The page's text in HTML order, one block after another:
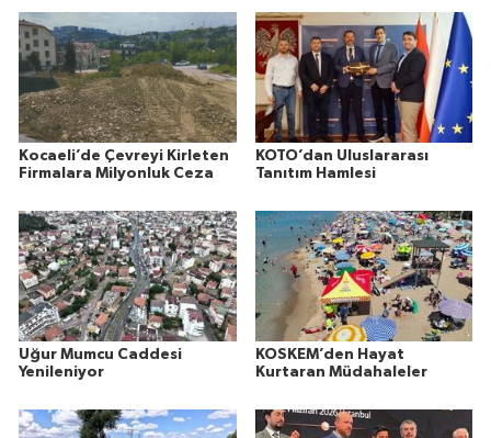
Kocaeli’de Çevreyi Kirleten
Firmalara Milyonluk Ceza
KOTO’dan Uluslararası
Tanıtım Hamlesi
Uğur Mumcu Caddesi
Yenileniyor
KOSKEM’den Hayat
Kurtaran Müdahaleler